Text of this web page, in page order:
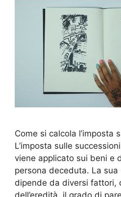
Come si calcola l’imposta
L’imposta sulle
viene applicato sui beni e
persona deceduta. La
dipende da diversi fattori,